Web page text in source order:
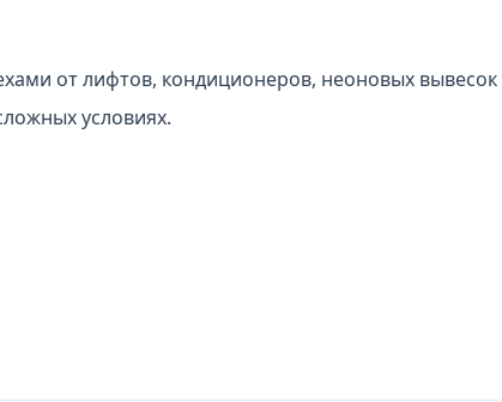
от лифтов, кондиционеров, неоновых вывесок
условиях.